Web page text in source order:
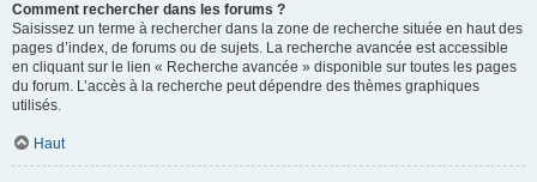
Comment rechercher dans les forums ?
Saisissez un terme à rechercher dans la zone de recherche située en haut des
pages d’index, de forums ou de sujets. La recherche avancée est accessible
en cliquant sur le lien « Recherche avancée » disponible sur toutes les pages
du forum. L’accès à la recherche peut dépendre des thèmes graphiques
utilisés.
Haut